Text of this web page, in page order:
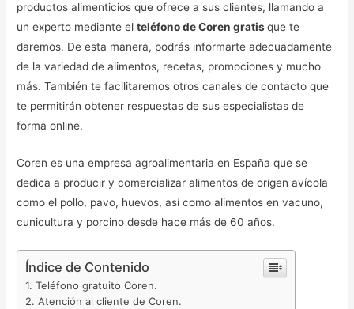
productos alimenticios que ofrece a sus clientes, llamando a
un experto mediante elteléfono de Coren gratisque te
daremos. De esta manera, podrás informarte adecuadamente
de la variedad de alimentos, recetas, promociones y mucho
más. También te facilitaremos otros canales de contacto que
te permitirán obtener respuestas de sus especialistas de
forma online.
Coren es una empresa agroalimentaria en España que se
dedica a producir y comercializar alimentos de origen avícola
como el pollo, pavo, huevos, así como alimentos en vacuno,
cunicultura y porcino desde hace más de 60 años.
Índice de Contenido
Teléfono gratuito Coren.
Atención al cliente de Coren.